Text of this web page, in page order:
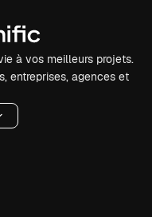
à vos meilleurs projets.
entreprises, agences et